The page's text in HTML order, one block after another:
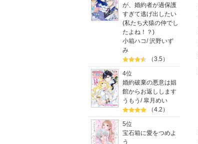
が、婚約者が過保護
すぎて逃げ出したい
(私たち犬猿の仲でし
たよね！？)
小箱ハコ/沢野いず
み
（3.5）
4位
婚約破棄の悪意は娼
館からお返しします
うもう /皐月めい
（4.2）
5位
宝石箱に愛をつめよ
う